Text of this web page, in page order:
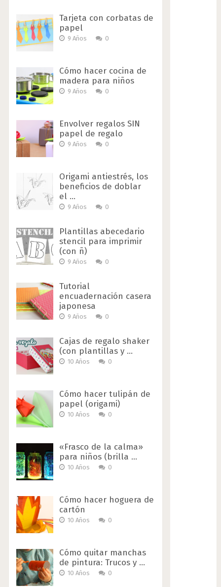
Tarjeta con corbatas de
papel
9 Años 0
Cómo hacer cocina de
madera para niños
9 Años 0
Envolver regalos SIN
papel de regalo
9 Años 0
Origami antiestrés, los
beneficios de doblar
el …
9 Años 0
Plantillas abecedario
stencil para imprimir
(con ñ)
9 Años 0
Tutorial
encuadernación casera
japonesa
9 Años 0
Cajas de regalo shaker
(con plantillas y …
10 Años 0
Cómo hacer tulipán de
papel (origami)
10 Años 0
«Frasco de la calma»
para niños (brilla …
10 Años 0
Cómo hacer hoguera de
cartón
10 Años 0
Cómo quitar manchas
de pintura: Trucos y …
10 Años 0